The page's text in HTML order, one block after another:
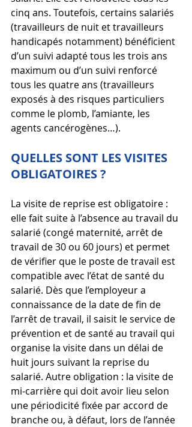
cinq ans. Toutefois, certains salariés
(travailleurs de nuit et travailleurs
handicapés notamment) bénéficient
d’un suivi adapté tous les trois ans
maximum ou d’un suivi renforcé
tous les quatre ans (travailleurs
exposés à des risques particuliers
comme le plomb, l’amiante, les
agents cancérogènes…).
QUELLES SONT LES VISITES
OBLIGATOIRES ?
La visite de reprise est obligatoire :
elle fait suite à l’absence au travail du
salarié (congé maternité, arrêt de
travail de 30 ou 60 jours) et permet
de vérifier que le poste de travail est
compatible avec l’état de santé du
salarié. Dès que l’employeur a
connaissance de la date de fin de
l’arrêt de travail, il saisit le service de
prévention et de santé au travail qui
organise la visite dans un délai de
huit jours suivant la reprise du
salarié. Autre obligation : la visite de
mi-carrière qui doit avoir lieu selon
une périodicité fixée par accord de
branche ou, à défaut, lors de l’année